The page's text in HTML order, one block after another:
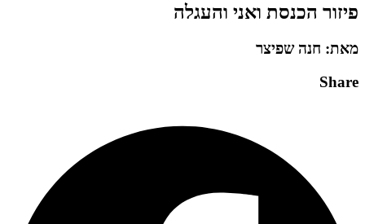
פיזור הכנסת ואני והעגלה
מאת: חנה שפיצר
Share